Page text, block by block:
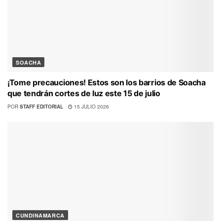
SOACHA
¡Tome precauciones! Estos son los barrios de Soacha
que tendrán cortes de luz este 15 de julio
POR STAFF EDITORIAL 15 JULIO 2026
CUNDINAMARCA